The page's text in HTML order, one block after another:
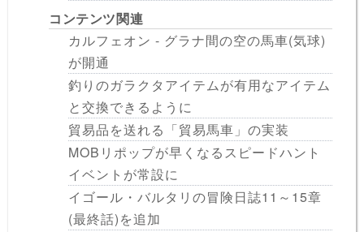
コンテンツ関連
カルフェオン - グラナ間の空の馬車(気球)
が開通
釣りのガラクタアイテムが有用なアイテム
と交換できるように
貿易品を送れる「貿易馬車」の実装
MOBリポップが早くなるスピードハント
イベントが常設に
イゴール・バルタリの冒険日誌11～15章
(最終話)を追加